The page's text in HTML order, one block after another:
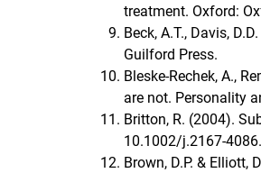
treatment. Oxford:
Beck, A.T., Davis,
Guilford Press.
Bleske-Rechek, A.,
are not. Personality
Britton, R. (2004).
10.1002/j.2167-
Brown, D.P. & Elliott,